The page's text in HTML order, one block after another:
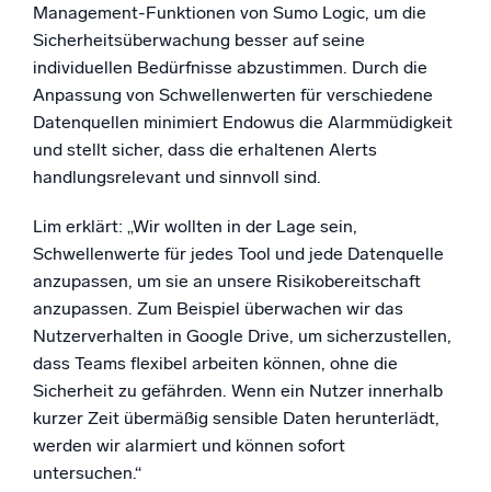
Management-Funktionen von Sumo Logic, um die
Sicherheitsüberwachung besser auf seine
individuellen Bedürfnisse abzustimmen. Durch die
Anpassung von Schwellenwerten für verschiedene
Datenquellen minimiert Endowus die Alarmmüdigkeit
und stellt sicher, dass die erhaltenen Alerts
handlungsrelevant und sinnvoll sind.
Lim erklärt: „Wir wollten in der Lage sein,
Schwellenwerte für jedes Tool und jede Datenquelle
anzupassen, um sie an unsere Risikobereitschaft
anzupassen. Zum Beispiel überwachen wir das
Nutzerverhalten in Google Drive, um sicherzustellen,
dass Teams flexibel arbeiten können, ohne die
Sicherheit zu gefährden. Wenn ein Nutzer innerhalb
kurzer Zeit übermäßig sensible Daten herunterlädt,
werden wir alarmiert und können sofort
untersuchen.“